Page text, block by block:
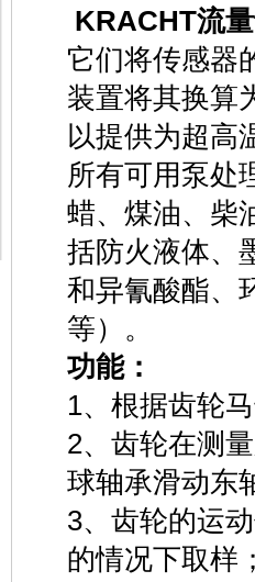
KRACHT流
它们将传感器
装置将其换算
以提供为超高
所有可用泵处
蜡、煤油、柴
括防火液体、
和异氰酸酯、
等）。
功能：
1、根据齿轮
2、齿轮在测
球轴承滑动东
3、齿轮的运
的情况下取样